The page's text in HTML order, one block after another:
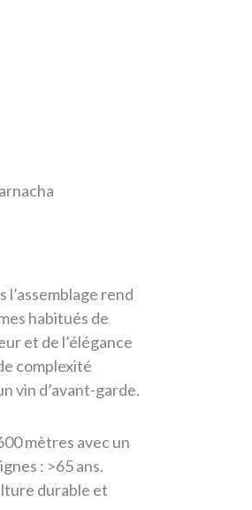
rend
habitués de
et de l’élégance
complexité
vin d’avant-garde.
mètres avec un
: >65 ans.
durable et